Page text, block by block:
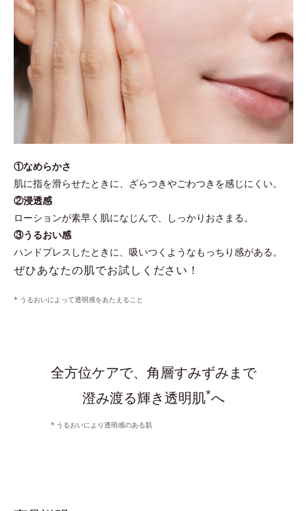
①なめらかさ
肌に指を滑らせたときに、ざらつきやごわつきを感じにくい。
②浸透感
ローションが素早く肌になじんで、しっかりおさまる。
③うるおい感
ハンドプレスしたときに、吸いつくようなもっちり感がある。
ぜひあなたの肌でお試しください！
* うるおいによって透明感をあたえること
全方位ケアで、角層すみずみまで
澄み渡る輝き透明肌*へ
うるおいにより透明感のある肌